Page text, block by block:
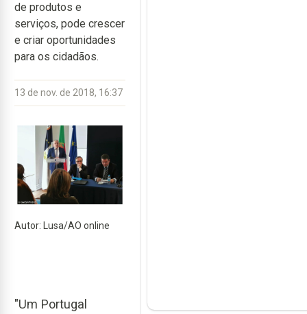
de produtos e
serviços, pode crescer
e criar oportunidades
para os cidadãos.
13 de nov. de 2018, 16:37
Autor: Lusa/AO online
"Um Portugal